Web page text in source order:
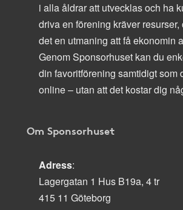
i alla åldrar att utvecklas och ha
driva en förening kräver resurser,
det en utmaning att få ekonomin
Genom Sponsorhuset kan du
din favoritförening samtidigt som
online – utan att det kostar dig
Om Sponsorhuset
Adress:
Lagergatan 1 Hus B19a, 4 tr
415 11 Göteborg